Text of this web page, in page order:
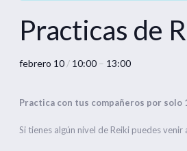
Practicas de
febrero 10 / 10:00 – 13:00
Practica con tus compañeros por solo
Si tienes algún nivel de Reiki puedes